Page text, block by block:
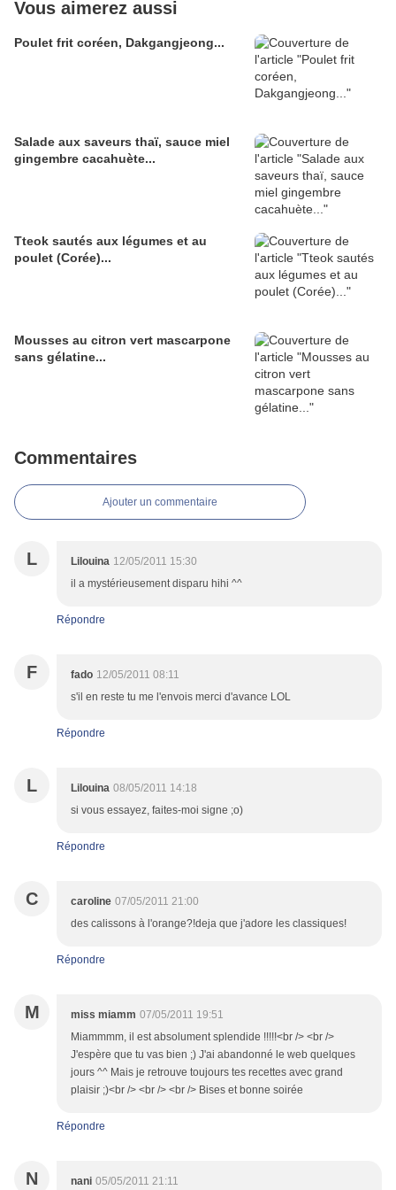
Vous aimerez aussi
Poulet frit coréen, Dakgangjeong...
Salade aux saveurs thaï, sauce miel
gingembre cacahuète...
Tteok sautés aux légumes et au
poulet (Corée)...
Mousses au citron vert mascarpone
sans gélatine...
Commentaires
Ajouter un commentaire
L Lilouina 12/05/2011 15:30
il a mystérieusement disparu hihi ^^
Répondre
F fado 12/05/2011 08:11
s'il en reste tu me l'envois merci d'avance LOL
Répondre
L Lilouina 08/05/2011 14:18
si vous essayez, faites-moi signe ;o)
Répondre
C caroline 07/05/2011 21:00
des calissons à l'orange?!deja que j'adore les classiques!
Répondre
M miss miamm 07/05/2011 19:51
Miammmm, il est absolument splendide !!!!!<br /> <br />
J'espère que tu vas bien ;) J'ai abandonné le web quelques
jours ^^ Mais je retrouve toujours tes recettes avec grand
plaisir ;)<br /> <br /> <br /> Bises et bonne soirée
Répondre
N nani 05/05/2011 21:11